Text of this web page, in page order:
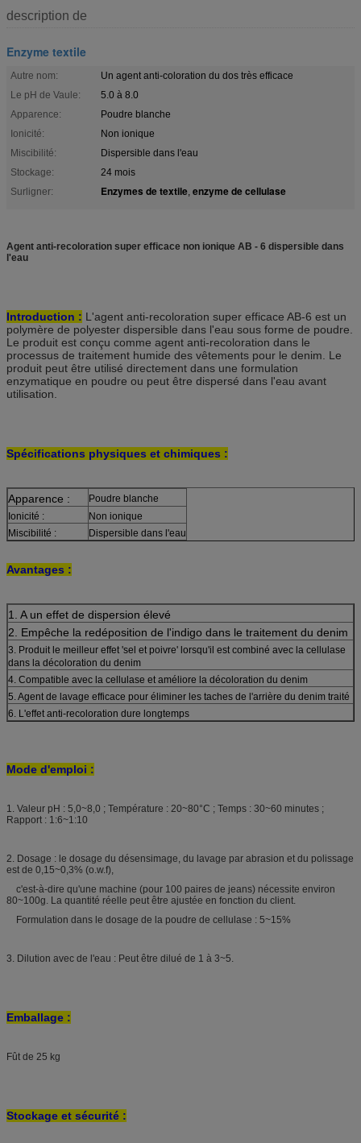
description de
Enzyme textile
Autre nom:
Un agent anti-coloration du dos très efficace
Le pH de Vaule:
5.0 à 8.0
Apparence:
Poudre blanche
Ionicité:
Non ionique
Miscibilité:
Dispersible dans l'eau
Stockage:
24 mois
Surligner:
Enzymes de textile, enzyme de cellulase
Agent anti-recoloration super efficace non ionique AB - 6 dispersible dans
l'eau
Introduction : L'agent anti-recoloration super efficace AB-6 est un
polymère de polyester dispersible dans l'eau sous forme de poudre.
Le produit est conçu comme agent anti-recoloration dans le
processus de traitement humide des vêtements pour le denim. Le
produit peut être utilisé directement dans une formulation
enzymatique en poudre ou peut être dispersé dans l'eau avant
utilisation.
Spécifications physiques et chimiques :
Apparence :
Poudre blanche
Ionicité :
Non ionique
Miscibilité :
Dispersible dans l'eau
Avantages :
1. A un effet de dispersion élevé
2. Empêche la redéposition de l'indigo dans le traitement du denim
3. Produit le meilleur effet 'sel et poivre' lorsqu'il est combiné avec la cellulase
dans la décoloration du denim
4. Compatible avec la cellulase et améliore la décoloration du denim
5. Agent de lavage efficace pour éliminer les taches de l'arrière du denim traité
6. L'effet anti-recoloration dure longtemps
Mode d'emploi :
1. Valeur pH : 5,0~8,0 ; Température : 20~80°C ; Temps : 30~60 minutes ;
Rapport : 1:6~1:10
2. Dosage : le dosage du désensimage, du lavage par abrasion et du polissage
est de 0,15~0,3% (o.w.f),
c'est-à-dire qu'une machine (pour 100 paires de jeans) nécessite environ
80~100g. La quantité réelle peut être ajustée en fonction du client.
Formulation dans le dosage de la poudre de cellulase : 5~15%
3. Dilution avec de l'eau : Peut être dilué de 1 à 3~5.
Emballage :
Fût de 25 kg
Stockage et sécurité :